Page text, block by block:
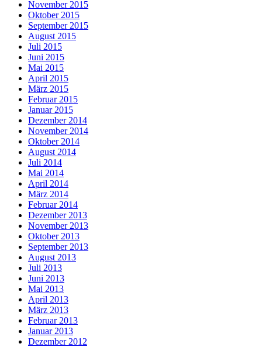
November 2015
Oktober 2015
September 2015
August 2015
Juli 2015
Juni 2015
Mai 2015
April 2015
März 2015
Februar 2015
Januar 2015
Dezember 2014
November 2014
Oktober 2014
August 2014
Juli 2014
Mai 2014
April 2014
März 2014
Februar 2014
Dezember 2013
November 2013
Oktober 2013
September 2013
August 2013
Juli 2013
Juni 2013
Mai 2013
April 2013
März 2013
Februar 2013
Januar 2013
Dezember 2012